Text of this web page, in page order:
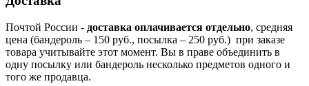
Почтой России - доставка оплачивается отдельно, средняя
цена (бандероль – 150 руб., посылка – 250 руб.) при заказе
товара учитывайте этот момент. Вы в праве объединить в
одну посылку или бандероль несколько предметов одного и
того же продавца.